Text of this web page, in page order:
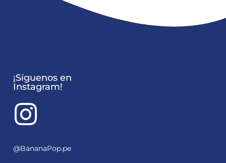
¡Síguenos en
Instagram!
@BananaPop.pe